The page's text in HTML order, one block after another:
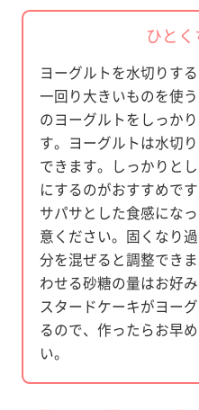
ひとく
ヨーグルトを水切りす
一回り大きいものを使
のヨーグルトをしっか
す。ヨーグルトは水切
できます。しっかりと
にするのがおすすめで
サパサとした食感にな
意ください。固くなり
分を混ぜると調整でき
わせる砂糖の量はお好
スタードケーキがヨー
るので、作ったらお早
い。